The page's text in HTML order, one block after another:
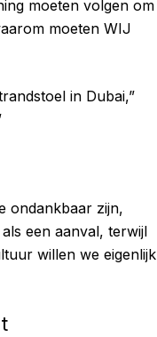
moeten volgen om
moeten WIJ
in Dubai,”
ondankbaar zijn,
een aanval, terwijl
willen we eigenlijk